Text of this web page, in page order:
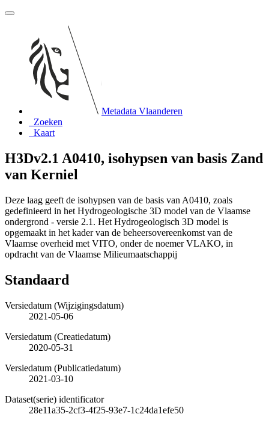
Metadata Vlaanderen
Zoeken
Kaart
H3Dv2.1 A0410, isohypsen van basis Zand
van Kerniel
Deze laag geeft de isohypsen van de basis van A0410, zoals
gedefinieerd in het Hydrogeologische 3D model van de Vlaamse
ondergrond - versie 2.1. Het Hydrogeologisch 3D model is
opgemaakt in het kader van de beheersovereenkomst van de
Vlaamse overheid met VITO, onder de noemer VLAKO, in
opdracht van de Vlaamse Milieumaatschappij
Standaard
Versiedatum (Wijzigingsdatum)
2021-05-06
Versiedatum (Creatiedatum)
2020-05-31
Versiedatum (Publicatiedatum)
2021-03-10
Dataset(serie) identificator
28e11a35-2cf3-4f25-93e7-1c24da1efe50